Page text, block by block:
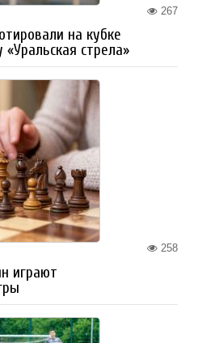
267
на кубке
стрела»
258
играют